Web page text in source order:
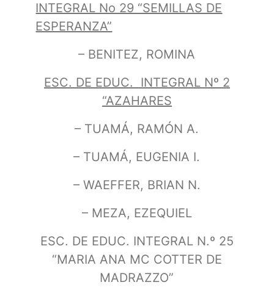
INTEGRAL No 29 “SEMILLAS DE
ESPERANZA”
– BENITEZ, ROMINA
ESC. DE EDUC. INTEGRAL Nº 2
“AZAHARES
– TUAMÁ, RAMÓN A.
– TUAMÁ, EUGENIA I.
– WAEFFER, BRIAN N.
– MEZA, EZEQUIEL
ESC. DE EDUC. INTEGRAL N.º 25
“MARIA ANA MC COTTER DE
MADRAZZO”